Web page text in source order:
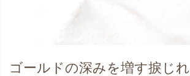
ゴールドの深みを増す捩じれ